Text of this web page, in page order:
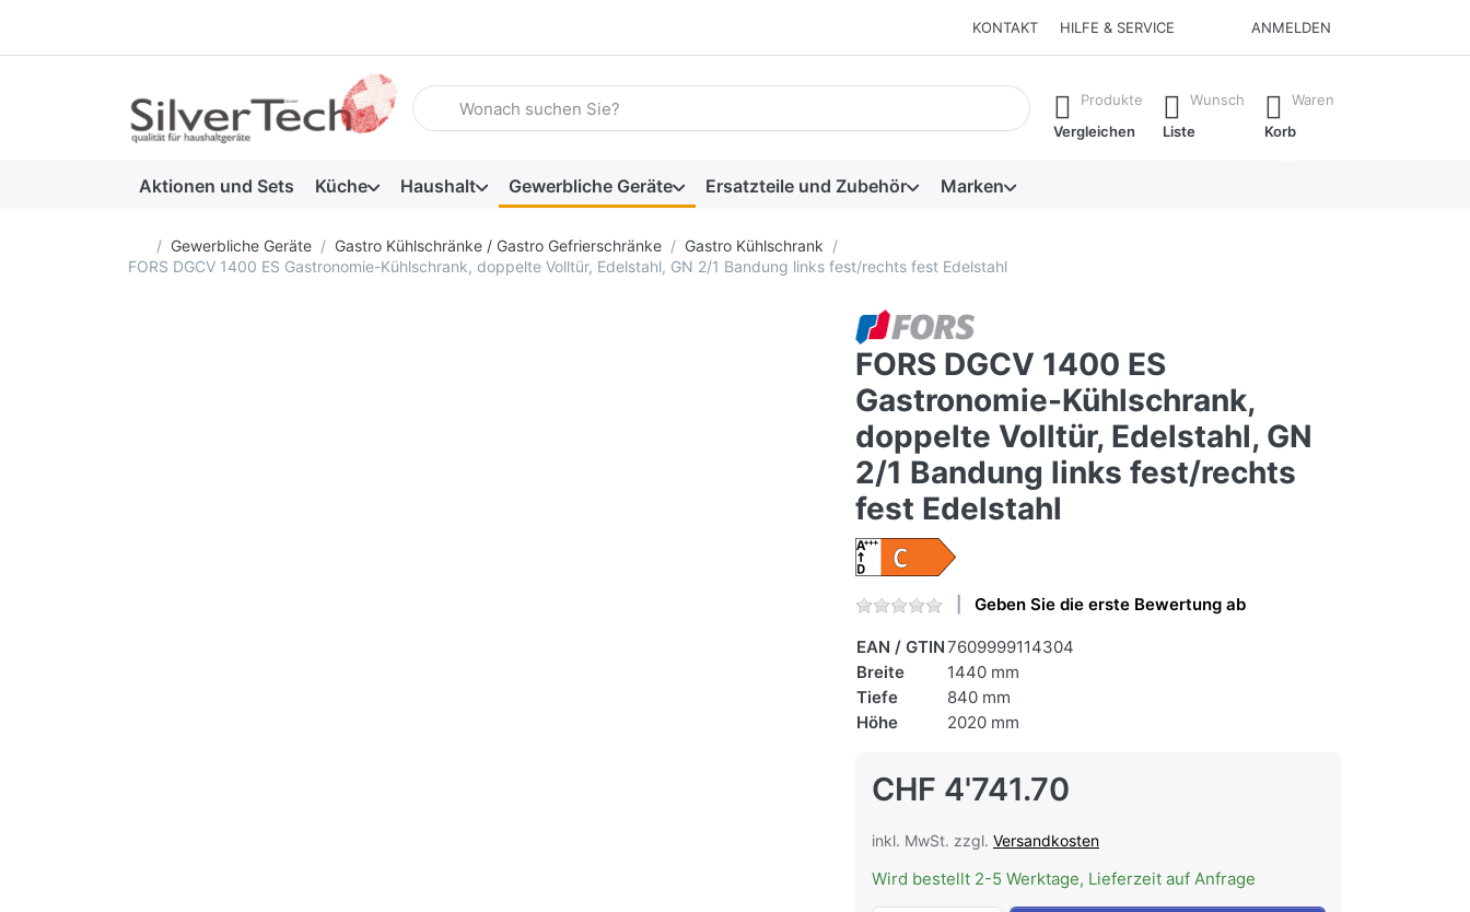
KONTAKT HILFE & SERVICE ANMELDEN
Geben Sie einen Suchbegriff ein. Während Sie tippen, erscheinen automatisch erste Ergebnisse. Drücken Sie die Eingabetaste, um alle
Produkte
Vergleichen
Wunsch
Liste
Waren
Korb
Aktionen und Sets Küche Haushalt Gewerbliche Geräte Ersatzteile und Zubehör Marken
Startseite
Gewerbliche Geräte Gastro Kühlschränke / Gastro Gefrierschränke
Gastro Kühlschrank
FORS DGCV 1400 ES Gastronomie-Kühlschrank, doppelte Volltür, Edelstahl, GN 2/1 Bandung links fest/rechts fest Edelstahl
FORS DGCV 1400 ES
Gastronomie-Kühlschrank,
doppelte Volltür, Edelstahl, GN
2/1 Bandung links fest/rechts
fest Edelstahl
Geben Sie die erste Bewertung ab
EAN / GTIN7609999114304
Breite
1440 mm
Tiefe
840 mm
Höhe
2020 mm
CHF 4'741.70
inkl. MwSt. zzgl. Versandkosten
Wird bestellt 2-5 Werktage, Lieferzeit auf Anfrage